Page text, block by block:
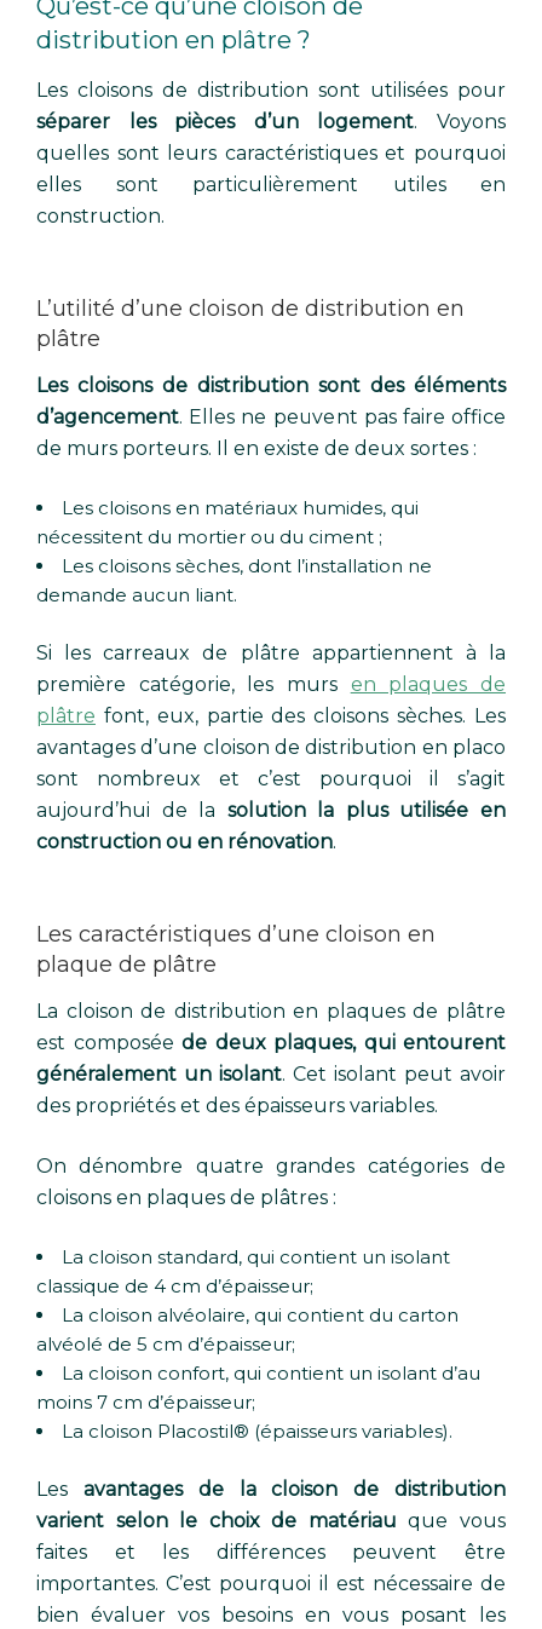
Qu’est-ce qu’une cloison de
distribution en plâtre ?
Les cloisons de distribution sont utilisées pour
séparer les pièces d’un logement. Voyons
quelles sont leurs caractéristiques et pourquoi
elles sont particulièrement utiles en
construction.
L’utilité d’une cloison de distribution en
plâtre
Les cloisons de distribution sont des éléments
d’agencement. Elles ne peuvent pas faire office
de murs porteurs. Il en existe de deux sortes :
Les cloisons en matériaux humides, qui
nécessitent du mortier ou du ciment ;
Les cloisons sèches, dont l’installation ne
demande aucun liant.
Si les carreaux de plâtre appartiennent à la
première catégorie, les murs en plaques de
plâtre font, eux, partie des cloisons sèches. Les
avantages d’une cloison de distribution en placo
sont nombreux et c’est pourquoi il s’agit
aujourd’hui de la solution la plus utilisée en
construction ou en rénovation.
Les caractéristiques d’une cloison en
plaque de plâtre
La cloison de distribution en plaques de plâtre
est composée de deux plaques, qui entourent
généralement un isolant. Cet isolant peut avoir
des propriétés et des épaisseurs variables.
On dénombre quatre grandes catégories de
cloisons en plaques de plâtres :
La cloison standard, qui contient un isolant
classique de 4 cm d’épaisseur;
La cloison alvéolaire, qui contient du carton
alvéolé de 5 cm d’épaisseur;
La cloison confort, qui contient un isolant d’au
moins 7 cm d’épaisseur;
La cloison Placostil® (épaisseurs variables).
Les avantages de la cloison de distribution
varient selon le choix de matériau que vous
faites et les différences peuvent être
importantes. C’est pourquoi il est nécessaire de
bien évaluer vos besoins en vous posant les